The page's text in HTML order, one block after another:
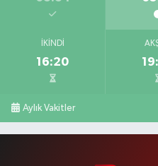
İKINDI
16:20
Aylık Vakitler